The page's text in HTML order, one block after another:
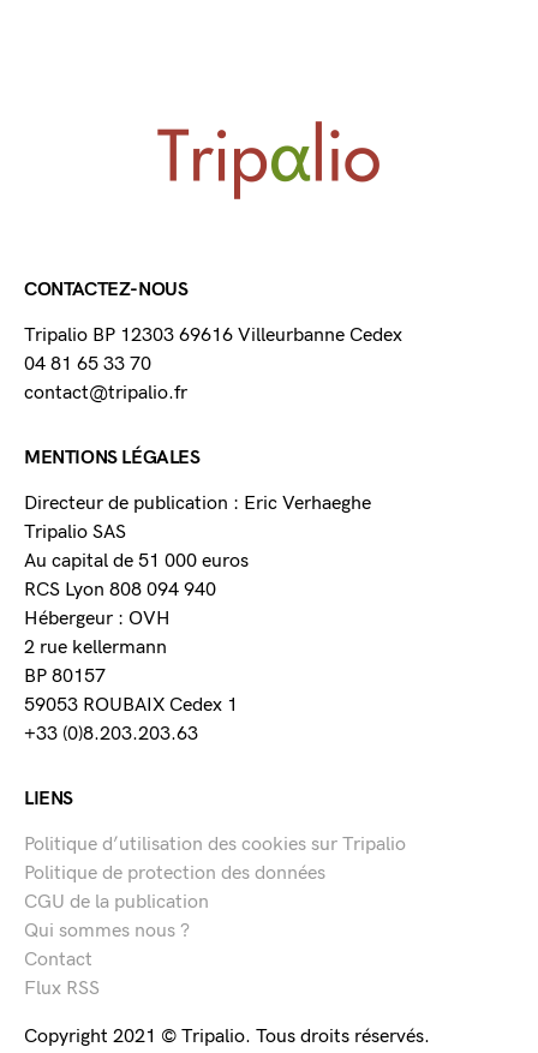
CONTACTEZ-NOUS
Tripalio BP 12303 69616 Villeurbanne Cedex
04 81 65 33 70
contact@tripalio.fr
MENTIONS LÉGALES
Directeur de publication : Eric Verhaeghe
Tripalio SAS
Au capital de 51 000 euros
RCS Lyon 808 094 940
Hébergeur : OVH
2 rue kellermann
BP 80157
59053 ROUBAIX Cedex 1
+33 (0)8.203.203.63
LIENS
Politique d’utilisation des cookies sur Tripalio
Politique de protection des données
CGU de la publication
Qui sommes nous ?
Contact
Flux RSS
Copyright 2021 © Tripalio. Tous droits réservés.